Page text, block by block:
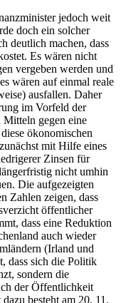
jedoch weit
doch ein solcher
deutlich machen, dass
Es wären nicht
vergeben werden und
wären auf einmal reale
ausfallen. Daher
im Vorfeld der
Mitteln gegen eine
ökonomischen
mit Hilfe eines
Zinsen für
nicht umhin
Die aufgezeigten
Zahlen zeigen, dass
öffentlicher
dass eine Reduktion
auch wieder
(Irland und
dass sich die Politik
sondern die
der Öffentlichkeit
besteht am 20. 11.